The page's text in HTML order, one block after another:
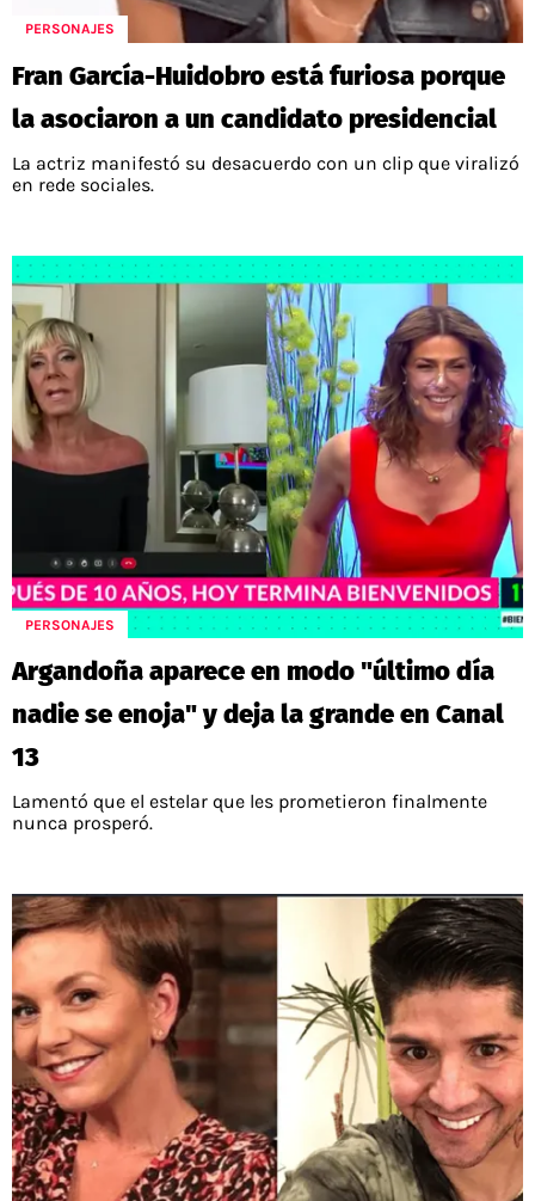
PERSONAJES
Fran García-Huidobro está furiosa porque
la asociaron a un candidato presidencial
La actriz manifestó su desacuerdo con un clip que viralizó
en rede sociales.
PERSONAJES
Argandoña aparece en modo "último día
nadie se enoja" y deja la grande en Canal
13
Lamentó que el estelar que les prometieron finalmente
nunca prosperó.